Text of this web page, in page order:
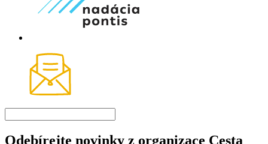
Odebírejte novinky z organizace Cesta